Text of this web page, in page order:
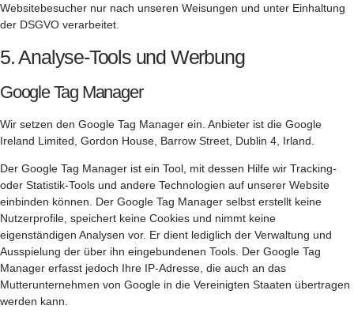
Websitebesucher nur nach unseren Weisungen und unter Einhaltung
der DSGVO verarbeitet.
5. Analyse-Tools und Werbung
Google Tag Manager
Wir setzen den Google Tag Manager ein. Anbieter ist die Google
Ireland Limited, Gordon House, Barrow Street, Dublin 4, Irland.
Der Google Tag Manager ist ein Tool, mit dessen Hilfe wir Tracking-
oder Statistik-Tools und andere Technologien auf unserer Website
einbinden können. Der Google Tag Manager selbst erstellt keine
Nutzerprofile, speichert keine Cookies und nimmt keine
eigenständigen Analysen vor. Er dient lediglich der Verwaltung und
Ausspielung der über ihn eingebundenen Tools. Der Google Tag
Manager erfasst jedoch Ihre IP-Adresse, die auch an das
Mutterunternehmen von Google in die Vereinigten Staaten übertragen
werden kann.